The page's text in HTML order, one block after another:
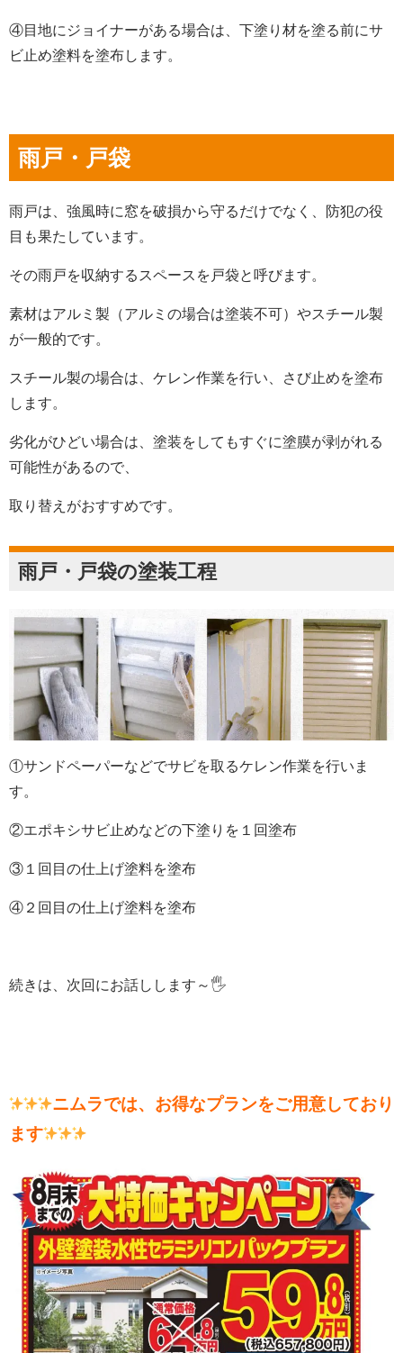
④目地にジョイナーがある場合は、下塗り材を塗る前にサ
ビ止め塗料を塗布します。
雨戸・戸袋
雨戸は、強風時に窓を破損から守るだけでなく、防犯の役
目も果たしています。
その雨戸を収納するスペースを戸袋と呼びます。
素材はアルミ製（アルミの場合は塗装不可）やスチール製
が一般的です。
スチール製の場合は、ケレン作業を行い、さび止めを塗布
します。
劣化がひどい場合は、塗装をしてもすぐに塗膜が剥がれる
可能性があるので、
取り替えがおすすめです。
雨戸・戸袋の塗装工程
①サンドペーパーなどでサビを取るケレン作業を行いま
す。
②エポキシサビ止めなどの下塗りを１回塗布
③１回目の仕上げ塗料を塗布
④２回目の仕上げ塗料を塗布
続きは、次回にお話しします～🖐
ニムラでは、お得なプランをご用意しており
ます